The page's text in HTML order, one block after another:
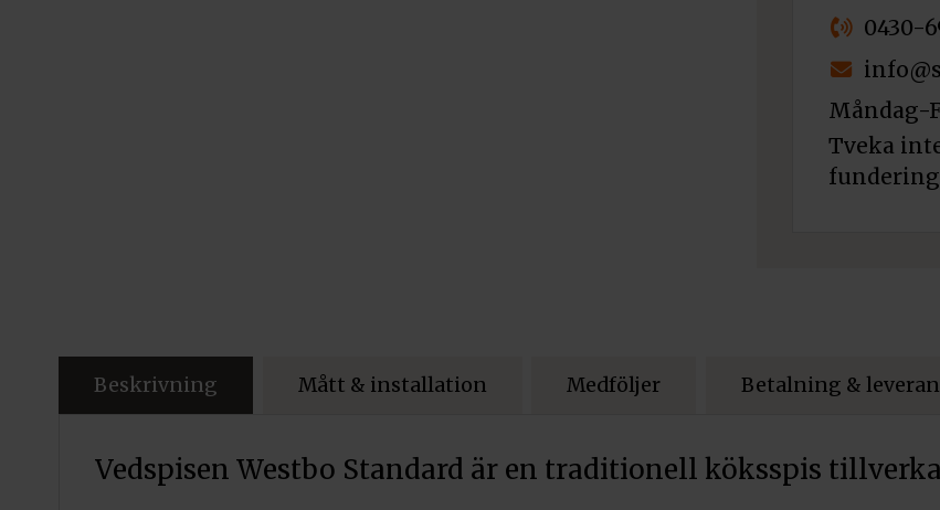
Art.nr.
Pris:2
0430-
Måndag-
Tveka
Beskrivning Mått & installation Medföljer Betalning &
Vedspisen Westbo Standard är en traditionell köksspis